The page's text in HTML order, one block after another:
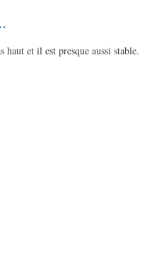
haut et il est presque aussi stable.